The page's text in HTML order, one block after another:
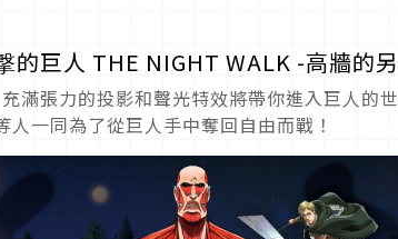
的巨人 THE NIGHT WALK -高牆的
滿張力的投影和聲光特效將帶你進入巨人的
人一同為了從巨人手中奪回自由而戰！